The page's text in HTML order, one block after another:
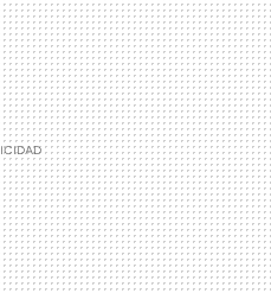
MAIL